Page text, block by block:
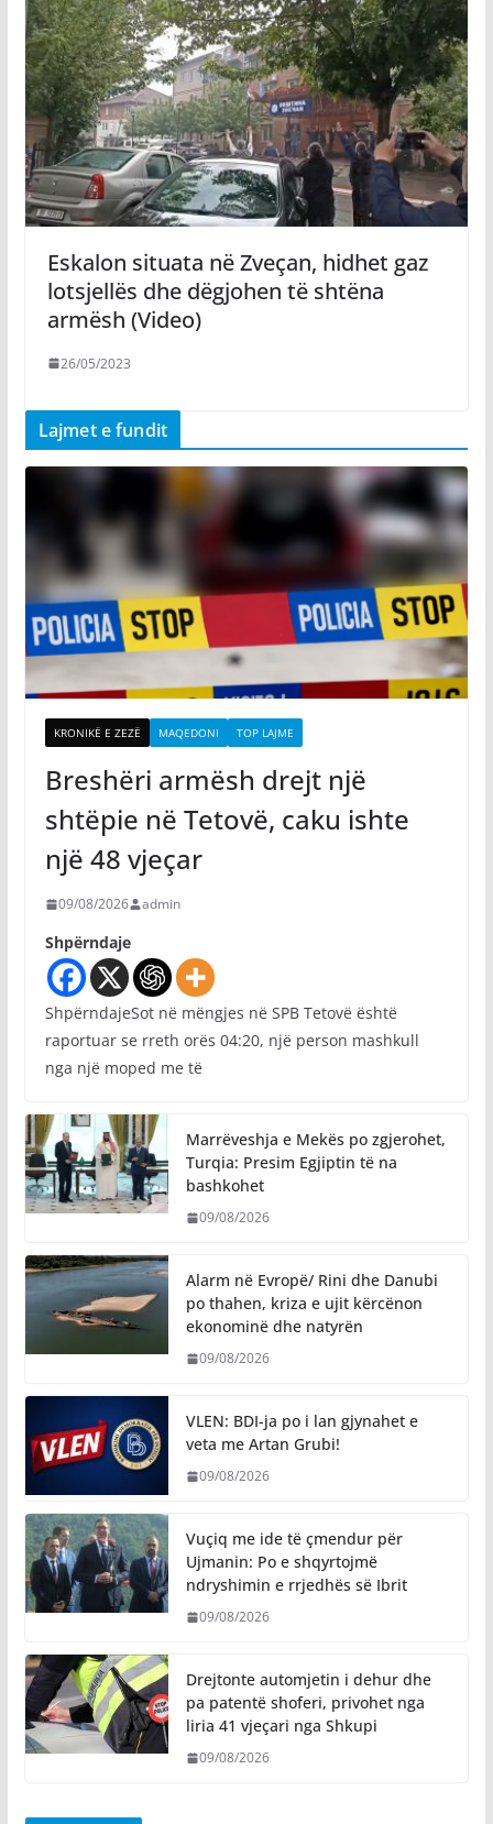
Eskalon situata në Zveçan, hidhet gaz
lotsjellës dhe dëgjohen të shtëna
armësh (Video)
26/05/2023
Lajmet e fundit
KRONIKË E ZEZË MAQEDONI TOP LAJME
Breshëri armësh drejt një
shtëpie në Tetovë, caku ishte
një 48 vjeçar
09/08/2026 admin
Shpërndaje
ShpërndajeSot në mëngjes në SPB Tetovë është
raportuar se rreth orës 04:20, një person mashkull
nga një moped me të
Marrëveshja e Mekës po zgjerohet,
Turqia: Presim Egjiptin të na
bashkohet
09/08/2026
Alarm në Evropë/ Rini dhe Danubi
po thahen, kriza e ujit kërcënon
ekonominë dhe natyrën
09/08/2026
VLEN: BDI-ja po i lan gjynahet e
veta me Artan Grubi!
09/08/2026
​Vuçiq me ide të çmendur për
Ujmanin: Po e shqyrtojmë
ndryshimin e rrjedhës së Ibrit
09/08/2026
Drejtonte automjetin i dehur dhe
pa patentë shoferi, privohet nga
liria 41 vjeçari nga Shkupi
09/08/2026